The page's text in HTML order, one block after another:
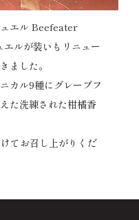
エル Beefeater
ルが装いもリニュー
ました。
カル9種にグレープフ
た洗練された柑橘香
てお召し上がりくだ